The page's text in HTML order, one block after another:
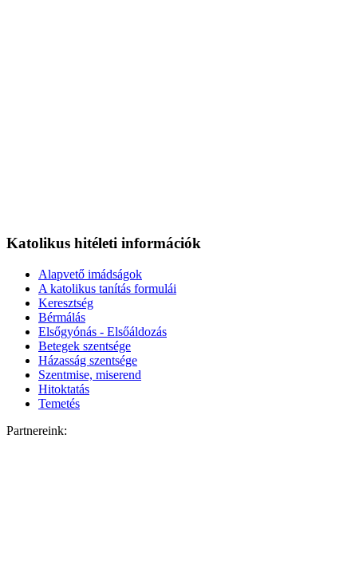
Katolikus hitéleti információk
Alapvető imádságok
A katolikus tanítás formulái
Keresztség
Bérmálás
Elsőgyónás - Elsőáldozás
Betegek szentsége
Házasság szentsége
Szentmise, miserend
Hitoktatás
Temetés
Partnereink: